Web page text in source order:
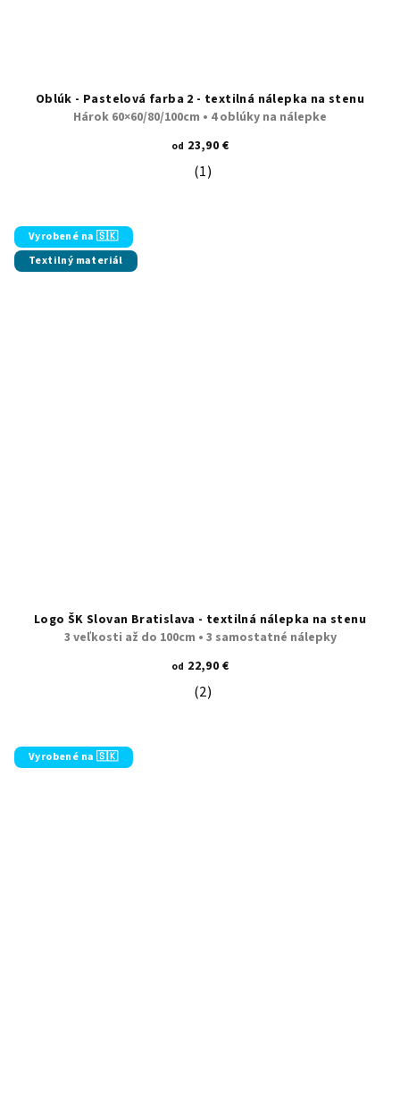
Oblúk - Pastelová farba 2 - textilná nálepka na stenu
Hárok 60×60/80/100cm • 4 oblúky na nálepke
od 23,90 €
Priemerné hodnotenie produktu
(1)
Vyrobené na 🇸🇰
Textilný materiál
Logo ŠK Slovan Bratislava - textilná nálepka na stenu
3 veľkosti až do 100cm • 3 samostatné nálepky
od 22,90 €
Priemerné hodnotenie produktu
(2)
Vyrobené na 🇸🇰